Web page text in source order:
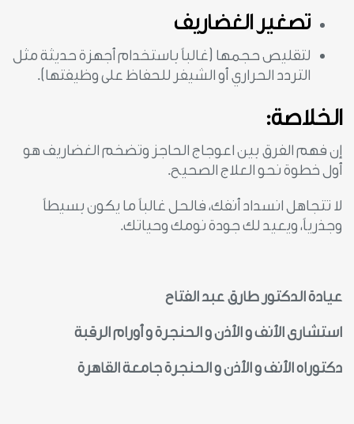
تصغير الغضاريف
لتقليص حجمها (غالباً باستخدام أجهزة حديثة مثل
التردد الحراري أو الشيفر للحفاظ على وظيفتها).
الخلاصة:
إن فهم الفرق بين اعوجاج الحاجز وتضخم الغضاريف هو
أول خطوة نحو العلاج الصحيح.
لا تتجاهل انسداد أنفك، فالحل غالباً ما يكون بسيطاً
وجذرياً، ويعيد لك جودة نومك وحياتك.
عيادة الدكتور طارق عبد الفتاح
استشارى الأنف و الأذن و الحنجرة و أورام الرقبة
دكتوراه الأنف و الأذن و الحنجرة جامعة القاهرة